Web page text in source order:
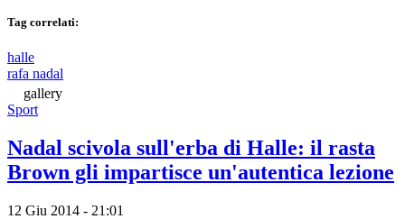
Tag correlati:
halle
rafa nadal
gallery
Sport
Nadal scivola sull'erba di Halle: il rasta
Brown gli impartisce un'autentica lezione
12 Giu 2014 - 21:01